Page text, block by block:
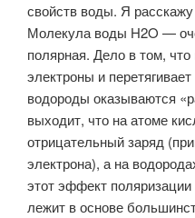
свойств воды. Я
Молекула воды H2O —
полярная. Дело в том,
электроны и
водороды оказываются
выходит, что на атоме
отрицательный заряд
электрона), а на
этот эффект
лежит в основе